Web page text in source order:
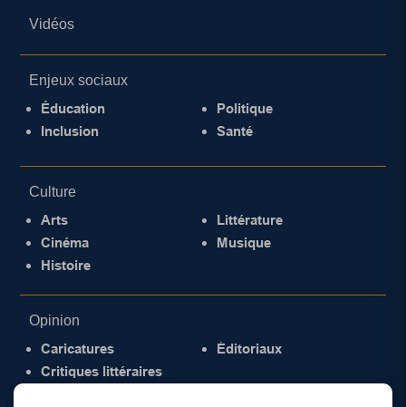
Vidéos
Enjeux sociaux
Éducation
Inclusion
Politique
Santé
Culture
Arts
Cinéma
Histoire
Littérature
Musique
Opinion
Caricatures
Critiques littéraires
Éditoriaux